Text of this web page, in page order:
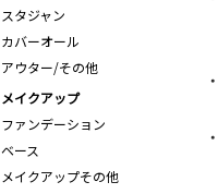
スタジャン
カバーオール
アウター/その他
メイクアップ
ファンデーション
ベース
メイクアップその他